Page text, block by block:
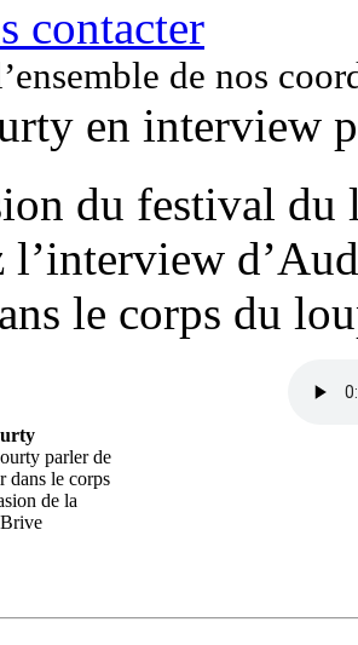
contacter
de nos
en interview
du festival
l’interview
le corps du
parler de
le corps
de la